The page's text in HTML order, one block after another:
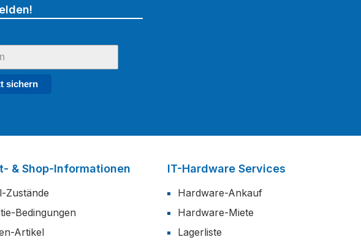
sichern
& Shop-Informationen
Zustände
Bedingungen
Artikel
IT-Hardware Services
Hardware-Ankauf
Hardware-Miete
Lagerliste